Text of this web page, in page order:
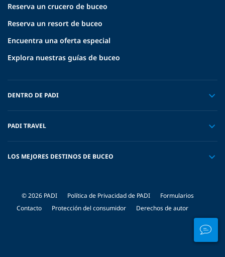
Reserva un crucero de buceo
Reserva un resort de buceo
Encuentra una oferta especial
Explora nuestras guías de buceo
DENTRO DE PADI
PADI TRAVEL
LOS MEJORES DESTINOS DE BUCEO
© 2026 PADI Política de Privacidad de PADI
Formularios
Contacto
Protección del consumidor Derechos de autor